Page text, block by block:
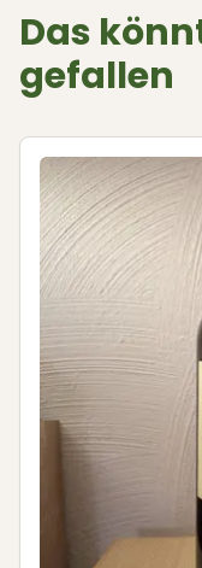
Das
gefallen